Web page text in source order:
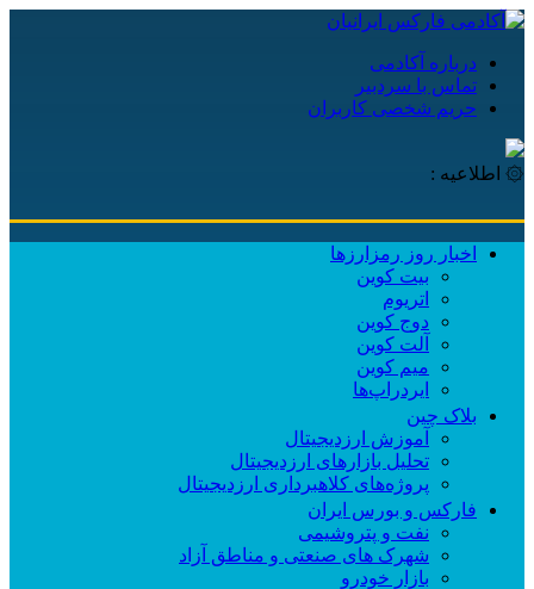
درباره آکادمی
تماس با سردبیر
حریم شخصی کاربران
۞ اطلاعیه :
اخبار روز رمزارزها
بیت کوین
اتریوم
دوج کوین
آلت کوین
میم کوین‌
ایردراپ‌ها
بلاک چین
آموزش ارزدیجیتال
تحلیل بازارهای ارزدیجیتال
پروژه‌های کلاهبرداری ارزدیجیتال
فارکس و بورس ایران
نفت و پتروشیمی
شهرک های صنعتی و مناطق آزاد
بازار خودرو